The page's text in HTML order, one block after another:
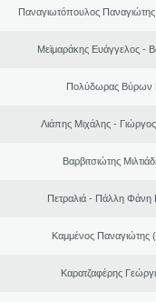
Παναγιωτόπουλος
Μεϊμαράκης Ευάγγελος -
Πολύδωρας Βύρων
Λιάπης Μιχάλης -
Βαρβιτσιώτης
Πετραλιά - Πάλλη Φάνη
Καμμένος Παναγιώτης
Καρατζαφέρης